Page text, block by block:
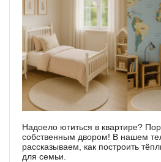
Надоело ютиться в квартире?
собственным двором! В нашем
рассказываем, как построить
для семьи.